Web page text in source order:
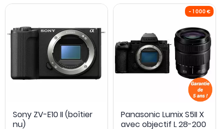
NOUVEAU
Sony ZV-E10 II (boîtier
nu)
Panasonic Lumix S5II X
avec objectif L 28-200